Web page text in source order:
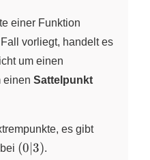
einer Funktion
vorliegt, handelt es
um einen
einen Sattelpunkt
es gibt
(0
(0∣3).